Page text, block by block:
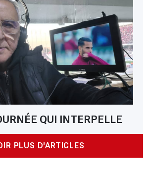
QUI INTERPELLE
PLUS D'ARTICLES